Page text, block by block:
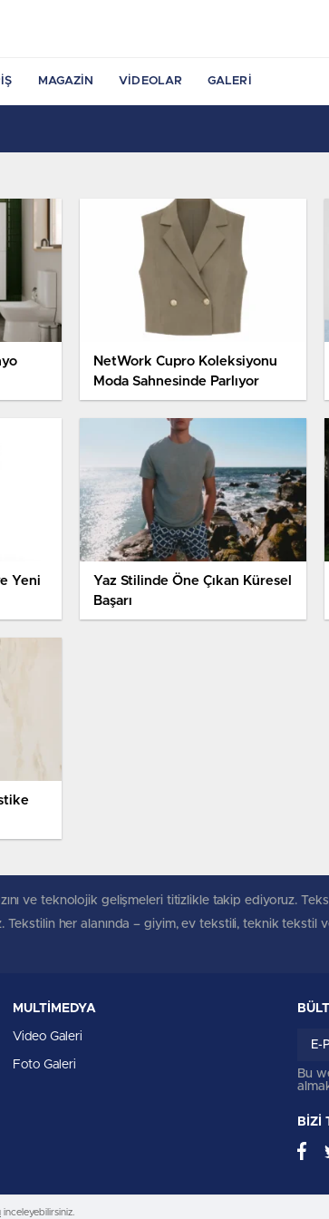
MAGAZIN VIDEOLAR GALERI
NetWork Cupro Koleksiyonu
Moda Sahnesinde Parlıyor
Yeni
Yaz Stilinde Öne Çıkan Küresel
Başarı
ve teknolojik gelişmeleri titizlikle takip ediyoruz.
her alanında – giyim, ev tekstili, teknik tekstil
MULTİMEDYA
Video Galeri
Foto Galeri
Bu
BİZİ
inceleyebilirsiniz.